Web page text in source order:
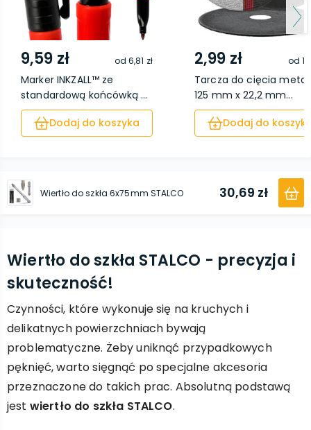
9,59 zł od6,81 zł
Marker INKZALL™ ze
standardową końcówką ...
Dodaj do koszyka
2,99 zł od
Tarcza do cięcia
125 mm x 22,2 mm...
Dodaj do
Wiertło do szkła 6x75mm STALCO 30,69 zł
Wiertło do szkła STALCO - precyzja i
skuteczność!
Czynności, które wykonuje się na kruchych i
delikatnych powierzchniach bywają
problematyczne. Żeby uniknąć przypadkowych
pęknięć, warto sięgnąć po specjalne akcesoria
przeznaczone do takich prac. Absolutną podstawą
jest wiertło do szkła STALCO.